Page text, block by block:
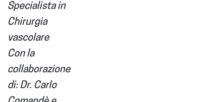
Specialista in
Chirurgia
vascolare
Con la
collaborazione
di: Dr. Carlo